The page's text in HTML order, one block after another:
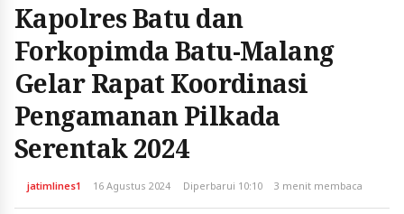
Kapolres Batu dan
Forkopimda Batu-Malang
Gelar Rapat Koordinasi
Pengamanan Pilkada
Serentak 2024
jatimlines1 16 Agustus 2024 Diperbarui 10:10 3 menit membaca